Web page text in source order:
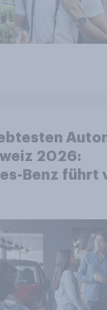
2026:
Benz führt